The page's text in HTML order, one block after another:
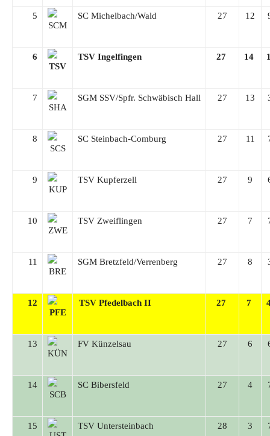
5 SC Michelbach/Wald 27 12
6 TSV Ingelfingen 27 14
7 SGM SSV/Spfr. Schwäbisch Hall 27 13
8 SC Steinbach-Comburg 27 11
9 TSV Kupferzell 27 9
10 TSV Zweiflingen 27 7
11 SGM Bretzfeld/Verrenberg 27 8
12 TSV Pfedelbach II 27 7
13 FV Künzelsau 27 6
14 SC Bibersfeld 27 4
15 TSV Untersteinbach 28 3